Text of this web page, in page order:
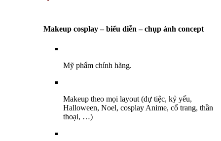
Makeup cosplay – biểu diễn – chụp ảnh concept
Mỹ phẩm chính hãng.
Makeup theo mọi layout (dự tiệc, kỷ yếu,
Halloween, Noel, cosplay Anime, cổ trang, thần
thoại, …)